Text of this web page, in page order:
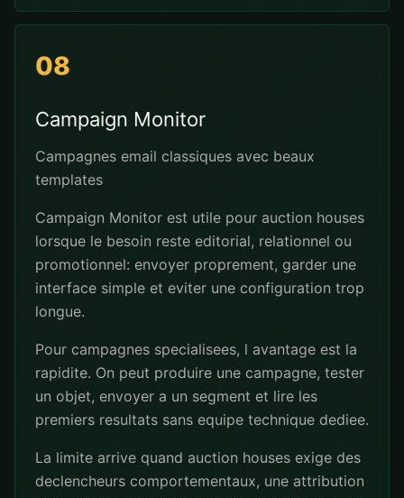
08
Campaign Monitor
Campagnes email classiques avec beaux
templates
Campaign Monitor est utile pour auction houses
lorsque le besoin reste editorial, relationnel ou
promotionnel: envoyer proprement, garder une
interface simple et eviter une configuration trop
longue.
Pour campagnes specialisees, l avantage est la
rapidite. On peut produire une campagne, tester
un objet, envoyer a un segment et lire les
premiers resultats sans equipe technique dediee.
La limite arrive quand auction houses exige des
declencheurs comportementaux, une attribution